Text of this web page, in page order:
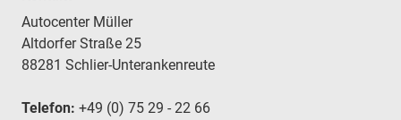
Autocenter Müller
Altdorfer Straße 25
88281 Schlier-Unterankenreute
Telefon: +49 (0) 75 29 - 22 66